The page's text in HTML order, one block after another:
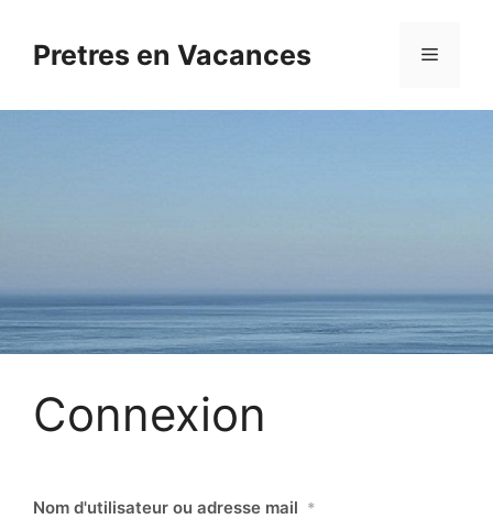
contenuPretres en Vacances Menu
Connexion
Nom d'utilisateur ou adresse mail *